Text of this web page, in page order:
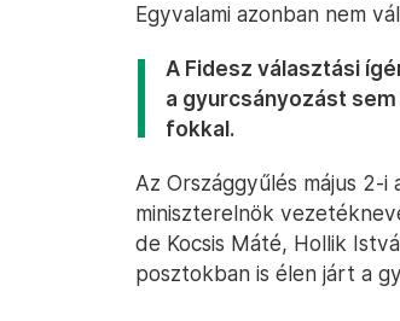
Egyvalami azonban nem
A Fidesz választási
a gyurcsányozást
fokkal.
Az Országgyűlés május 2-
miniszterelnök
de Kocsis Máté, Hollik
posztokban is élen járt a